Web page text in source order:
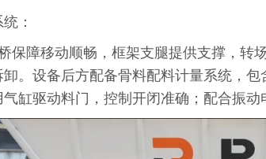
：
保障移动顺畅，框架支腿提供支撑，转
。设备后方配备骨料配料计量系统，
缸驱动料门，控制开闭准确；配合振动